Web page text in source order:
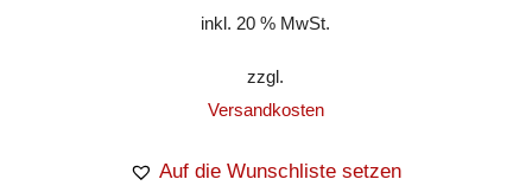
inkl. 20 % MwSt.
zzgl.
Versandkosten
Auf die Wunschliste setzen